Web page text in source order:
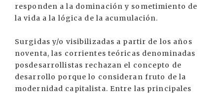
responden a la dominación y sometimiento de
la vida a la lógica de la acumulación.
Surgidas y/o visibilizadas a partir de los años
noventa, las corrientes teóricas denominadas
posdesarrollistas rechazan el concepto de
desarrollo porque lo consideran fruto de la
modernidad capitalista. Entre las principales